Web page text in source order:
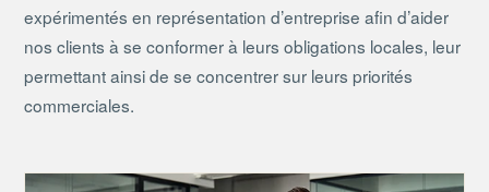
expérimentés en représentation d’entreprise afin d’aider
nos clients à se conformer à leurs obligations locales, leur
permettant ainsi de se concentrer sur leurs priorités
commerciales.